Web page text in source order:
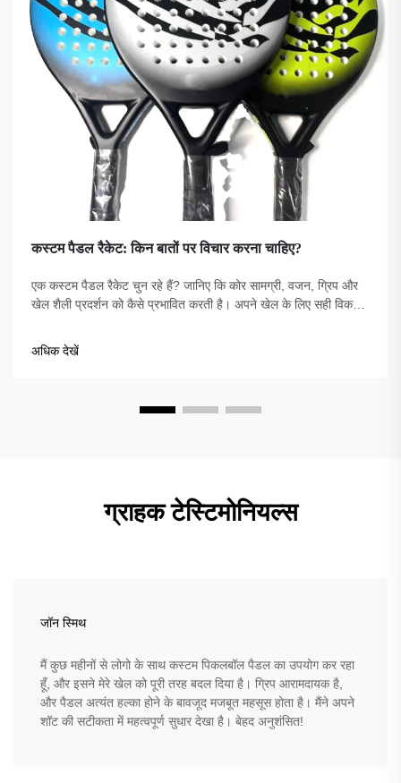
कस्टम पैडल रैकेट: किन बातों पर विचार करना चाहिए?
एक कस्टम पैडल रैकेट चुन रहे हैं? जानिए कि कोर सामग्री, वजन, ग्रिप और
खेल शैली प्रदर्शन को कैसे प्रभावित करती है। अपने खेल के लिए सही विकल्प
अधिक देखें
ग्राहक टेस्टिमोनियल्स
जॉन स्मिथ
मैं कुछ महीनों से लोगो के साथ कस्टम पिकलबॉल पैडल का उपयोग कर रहा
हूँ, और इसने मेरे खेल को पूरी तरह बदल दिया है। ग्रिप आरामदायक है,
और पैडल अत्यंत हल्का होने के बावजूद मजबूत महसूस होता है। मैंने अपने
शॉट की सटीकता में महत्वपूर्ण सुधार देखा है। बेहद अनुशंसित!